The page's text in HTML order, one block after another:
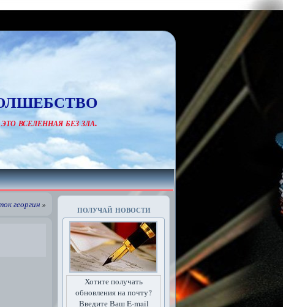
вселенная без зла.
георгин» получай новости
Хотите получать
обновления на почту?
Введите Ваш E-mail